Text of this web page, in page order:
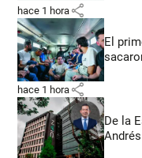
hace 1 hora share
El
hace 1 hora share
De la